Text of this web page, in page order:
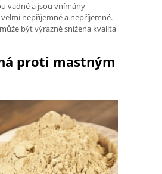
vadné a jsou vnímány
nepříjemné a nepříjemné.
být výrazně snížena kvalita
proti mastným